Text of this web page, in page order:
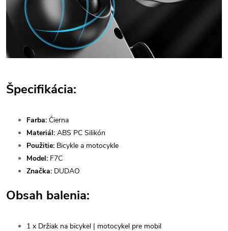
Špecifikácia:
Farba: Čierna
Materiál: ABS PC Silikón
Použitie: Bicykle a motocykle
Model: F7C
Značka: DUDAO
Obsah balenia:
1 x Držiak na bicykel | motocykel pre mobil